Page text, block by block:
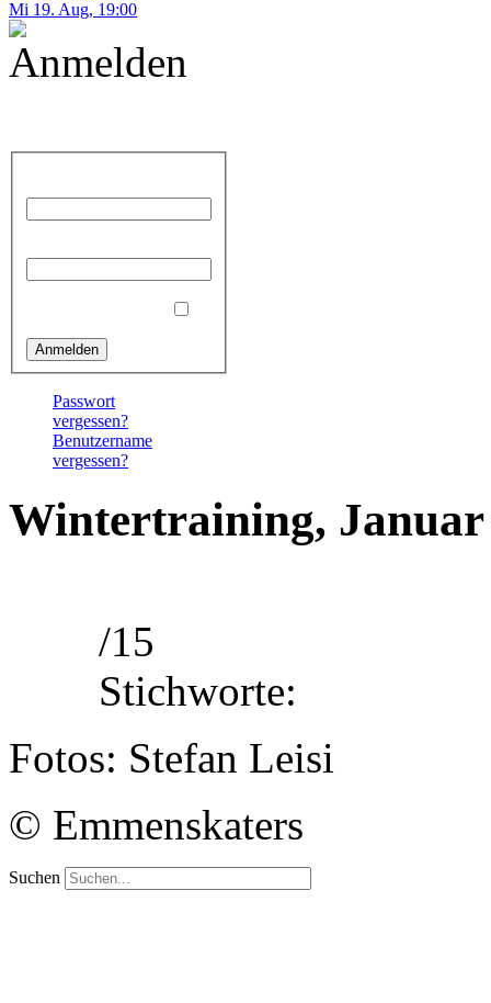
Mi 19. Aug, 19:00
Passwort
vergessen?
Benutzername
vergessen?
Wintertraining, Januar
/15
Stichworte:
Fotos: Stefan Leisi
© Emmenskaters
Suchen